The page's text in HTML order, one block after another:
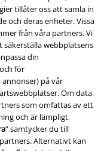
tillåter oss att samla in
och deras enheter. Vissa
från våra partners. Vi
webbplatsens
din
för
på vår
Om data
som omfattas av ett
och är lämpligt
” samtycker du till
Alternativt kan
och din smak, vilket
kan du lätt inspireras av
och överallt
du efter gitarr- och
den charm det behöver?
kan du beställa
kraft och i Odins
EMP. Gillar du Groot
din grej? Och du skulle